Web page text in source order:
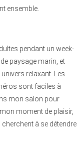
ensemble.
pendant un week-
de paysage marin, et
relaxant. Les
sont faciles à
mon salon pour
moment de plaisir,
à se détendre